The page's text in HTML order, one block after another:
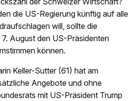
die US-Regierung künftig auf alle
will, sollte die
August den US-Präsidenten
können.
Keller-Sutter (61) hat am
Angebote und ohne
mit US-Präsident Trump